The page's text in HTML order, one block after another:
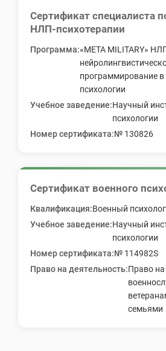
Сертификат специалиста
НЛП-психотерапии
Программа:«META MILITARY»
программирование в
психологии
Учебное заведение:Научный
психологии
Номер сертификата:№ 130826
Сертификат военного
Квалификация:Военный психолог
Учебное заведение:Научный
психологии
Номер сертификата:№ 114982S
Право на деятельность:Право на
семьями